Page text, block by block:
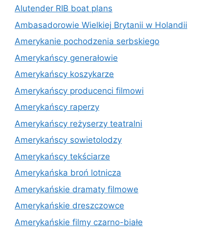
Alutender RIB boat plans
Ambasadorowie Wielkiej Brytanii w Holandii
Amerykanie pochodzenia serbskiego
Amerykańscy generałowie
Amerykańscy koszykarze
Amerykańscy producenci filmowi
Amerykańscy raperzy
Amerykańscy reżyserzy teatralni
Amerykańscy sowietolodzy
Amerykańscy tekściarze
Amerykańska broń lotnicza
Amerykańskie dramaty filmowe
Amerykańskie dreszczowce
Amerykańskie filmy czarno-białe